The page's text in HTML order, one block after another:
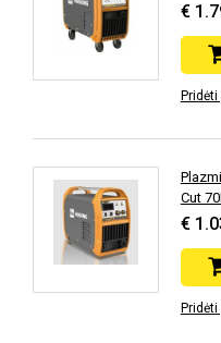
€
Cut
€